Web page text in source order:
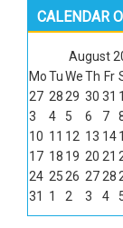
CALENDAR
August
MoTuWeTh Fr
27 2829 30 31 1
3
4 5 6 7
10 11 12 13 14
17 18 19 20 21
24 2526 2728
31
1 2 3 4